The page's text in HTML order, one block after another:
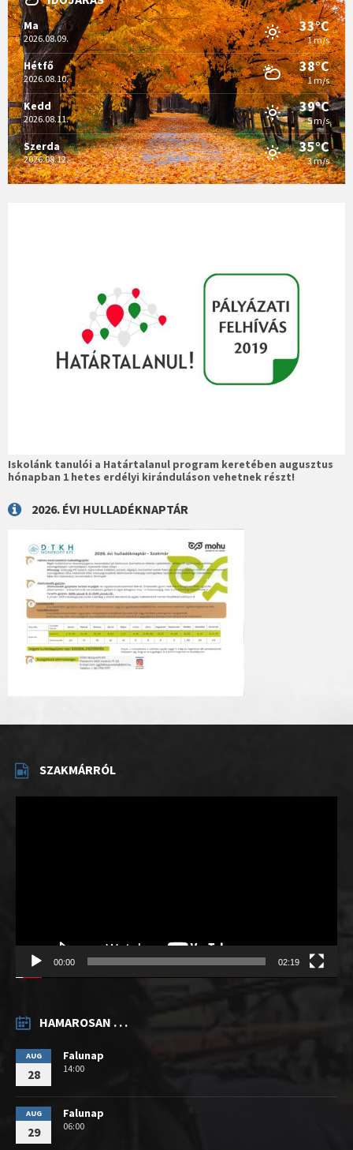
Ma
2026.08.09.
33°C
1 m/s
Hétfő
2026.08.10.
38°C
1 m/s
Kedd
2026.08.11.
39°C
5 m/s
Szerda
2026.08.12.
35°C
3 m/s
Iskolánk tanulói a Határtalanul program keretében augusztus
hónapban 1 hetes erdélyi kiránduláson vehetnek részt!
2026. ÉVI HULLADÉKNAPTÁR
SZAKMÁRRÓL
00:00 02:19
HAMAROSAN . . .
AUG
28
Falunap
14:00
AUG
29
Falunap
06:00